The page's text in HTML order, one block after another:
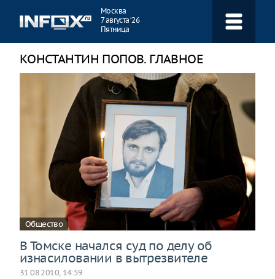
Москва
7 августа ‘26
Пятница
КОНСТАНТИН ПОПОВ. ГЛАВНОЕ
Общество
В Томске начался суд по делу об
изнасиловании в вытрезвителе
31.08.2010, 14:59